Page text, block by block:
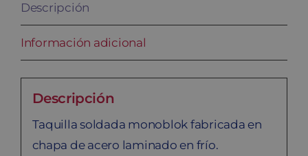
cantidad
Descripción
Información adicional
Descripción
Taquilla soldada monoblok fabricada en
chapa de acero laminado en frío.